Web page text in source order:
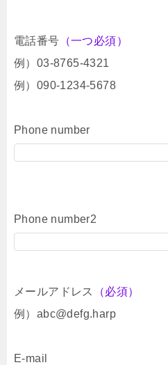
電話番号 （一つ必須）
例）03-8765-4321
例）090-1234-5678
Phone number
Phone number2
メールアドレス
（必須）
例）abc@defg.harp
E-mail